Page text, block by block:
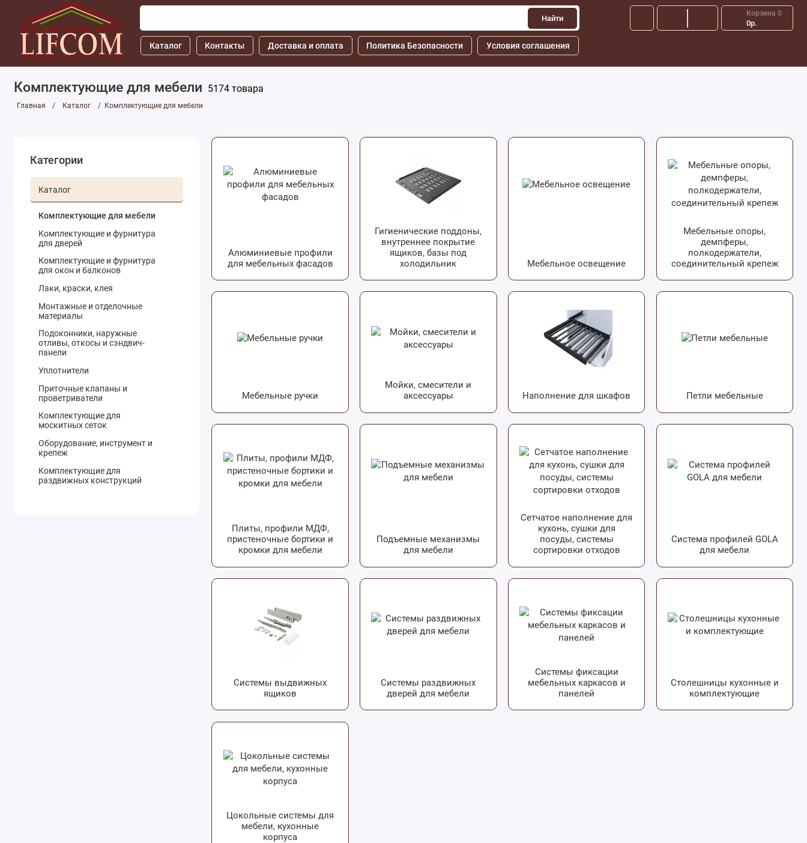
Найти
Корзина 0
0р.
Каталог Контакты Доставка и оплата Политика Безопасности Условия соглашения
Комплектующие для мебели 5174 товара
Главная Каталог Комплектующие для мебели
Категории
Каталог
Комплектующие для мебели
Комплектующие и фурнитура
для дверей
Комплектующие и фурнитура
для окон и балконов
Лаки, краски, клея
Монтажные и отделочные
материалы
Подоконники, наружные
отливы, откосы и сэндвич-
панели
Уплотнители
Приточные клапаны и
проветриватели
Комплектующие для
москитных сеток
Оборудование, инструмент и
крепеж
Комплектующие для
раздвижных конструкций
Алюминиевые профили
для мебельных фасадов
Гигиенические поддоны,
внутреннее покрытие
ящиков, базы под
холодильник
Мебельное освещение
Мебельные опоры,
демпферы,
полкодержатели,
соединительный крепеж
Мебельные ручки
Мойки, смесители и
аксессуары
Наполнение для шкафов Петли мебельные
Плиты, профили МДФ,
пристеночные бортики и
кромки для мебели
Подъемные механизмы
для мебели
Сетчатое наполнение для
кухонь, сушки для
посуды, системы
сортировки отходов
Система профилей GOLA
для мебели
Системы выдвижных
ящиков
Системы раздвижных
дверей для мебели
Системы фиксации
мебельных каркасов и
панелей
Столешницы кухонные и
комплектующие
Цокольные системы для
мебели, кухонные
корпуса